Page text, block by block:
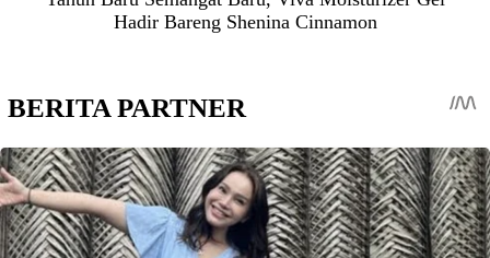
Hadir Bareng Shenina Cinnamon